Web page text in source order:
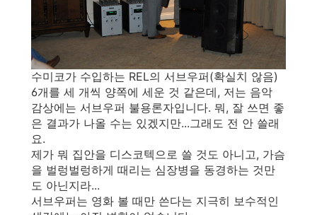
수미코가 수입하는 REL의 서브우퍼(확실치 않음)
6개를 세 개씩 양쪽에 세운 것 같은데, 저는 음악
감상에는 서브우퍼 불용론자입니다. 뭐, 잘 쓰면 좋
은 결과가 나올 수는 있겠지만...그래도 전 안 쓸래
요.
제가 뭐 집안을 디스코텍으로 쓸 것도 아니고, 가슴
을 벌렁벌렁하게 때리는 심장병을 동경하는 것만
도 아닌지라...
서브우퍼는 영화 볼 때만 쓴다는 지극히 보수적인